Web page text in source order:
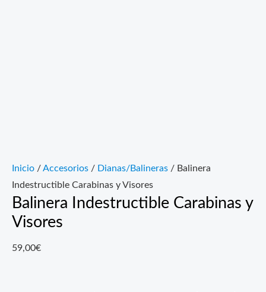
Inicio / Accesorios / Dianas/Balineras / Balinera
Indestructible Carabinas y Visores
Balinera Indestructible Carabinas y
Visores
59,00€